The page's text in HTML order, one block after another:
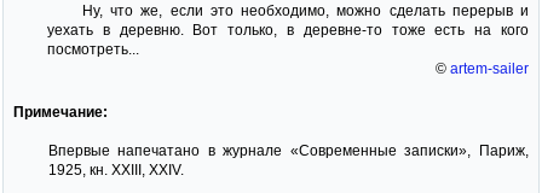
Ну, что же, если это необходимо, можно сделать перерыв и
уехать в деревню. Вот только, в деревне-то тоже есть на кого
посмотреть...
© artem-sailer
Примечание:
Впервые напечатано в журнале «Современные записки», Париж,
1925, кн. XXIII, XXIV.